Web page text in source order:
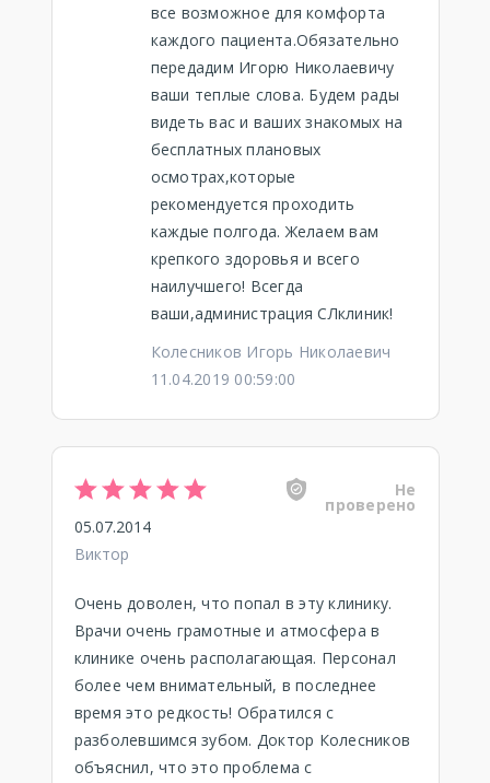
все возможное для комфорта
каждого пациента.Обязательно
передадим Игорю Николаевичу
ваши теплые слова. Будем рады
видеть вас и ваших знакомых на
бесплатных плановых
осмотрах,которые
рекомендуется проходить
каждые полгода. Желаем вам
крепкого здоровья и всего
наилучшего! Всегда
ваши,администрация СЛклиник!
Колесников Игорь Николаевич
11.04.2019 00:59:00
Не
проверено
05.07.2014
Виктор
Очень доволен, что попал в эту клинику.
Врачи очень грамотные и атмосфера в
клинике очень располагающая. Персонал
более чем внимательный, в последнее
время это редкость! Обратился с
разболевшимся зубом. Доктор Колесников
объяснил, что это проблема с